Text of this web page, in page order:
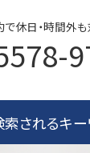
休日・時間外
索されるキ